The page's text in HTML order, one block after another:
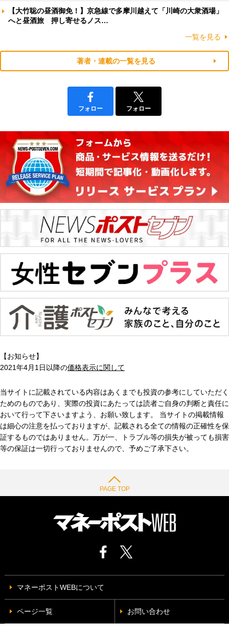
【大竹聡の昼酒御免！】京急線で多摩川越えて「川崎の大衆酒場」
へと昼酒旅 押し寄せるノス…
一覧を見る
著者・連載の一覧を見る
フォロー フォロー
【お知らせ】
2021年4月1日以降の価格表示に関して
当サイトに記載されている内容はあくまでも投資の参考にしていただく
ためのものであり、実際の投資にあたっては読者ご自身の判断と責任に
おいて行って下さいますよう、お願い致します。 当サイトの掲載情報
は細心の注意を払っておりますが、記載される全ての情報の正確性を保
証するものではありません。万が一、トラブル等の損失が被っても損害
等の保証は一切行っておりませんので、予めご了承下さい。
PAGE TOP
マネーポストWEBについて
ページ一覧 お問い合わせ